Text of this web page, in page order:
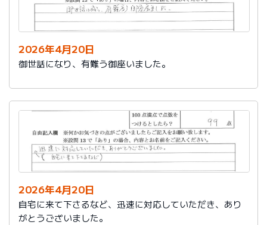
2026年4月20日
御世話になり、有難う御座いました。
2026年4月20日
自宅に来て下さるなど、迅速に対応していただき、あり
がとうございました。